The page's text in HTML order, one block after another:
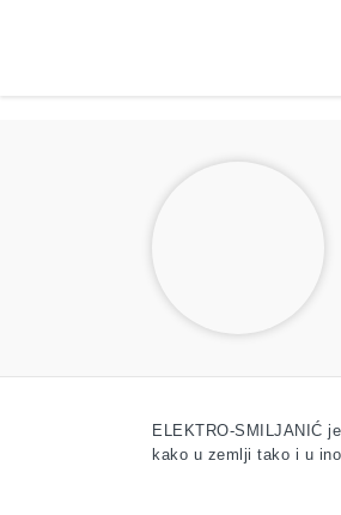
ELEKTRO-SMILJANIĆ
kako u zemlji tako i u